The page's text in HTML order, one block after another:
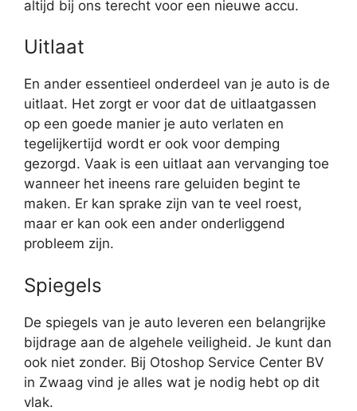
altijd bij ons terecht voor een nieuwe accu.
Uitlaat
En ander essentieel onderdeel van je auto is de
uitlaat. Het zorgt er voor dat de uitlaatgassen
op een goede manier je auto verlaten en
tegelijkertijd wordt er ook voor demping
gezorgd. Vaak is een uitlaat aan vervanging toe
wanneer het ineens rare geluiden begint te
maken. Er kan sprake zijn van te veel roest,
maar er kan ook een ander onderliggend
probleem zijn.
Spiegels
De spiegels van je auto leveren een belangrijke
bijdrage aan de algehele veiligheid. Je kunt dan
ook niet zonder. Bij Otoshop Service Center BV
in Zwaag vind je alles wat je nodig hebt op dit
vlak.